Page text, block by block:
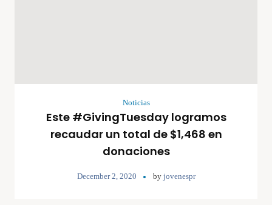
Noticias
Este #GivingTuesday logramos
recaudar un total de $1,468 en
donaciones
December 2, 2020 by jovenespr